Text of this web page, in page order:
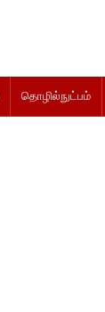
தொழில்நுட்பம்